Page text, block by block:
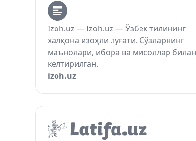
Izoh.uz — Izoh.uz — Ўзбек тилининг
халқона изоҳли луғати. Сўзларнинг
маънолари, ибора ва мисоллар билан
келтирилган.
izoh.uz